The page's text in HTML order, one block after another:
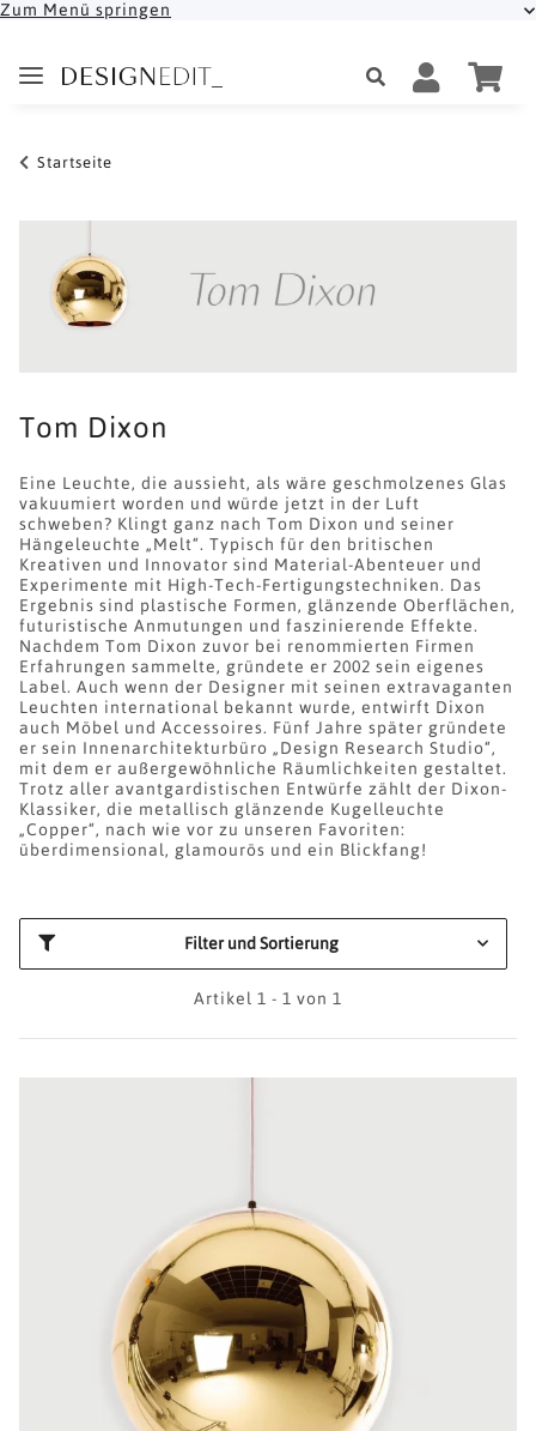
Zum Menü springen
Startseite
Tom Dixon
Eine Leuchte, die aussieht, als wäre geschmolzenes Glas
vakuumiert worden und würde jetzt in der Luft
schweben? Klingt ganz nach Tom Dixon und seiner
Hängeleuchte „Melt“. Typisch für den britischen
Kreativen und Innovator sind Material-Abenteuer und
Experimente mit High-Tech-Fertigungstechniken. Das
Ergebnis sind plastische Formen, glänzende Oberflächen,
futuristische Anmutungen und faszinierende Effekte.
Nachdem Tom Dixon zuvor bei renommierten Firmen
Erfahrungen sammelte, gründete er 2002 sein eigenes
Label. Auch wenn der Designer mit seinen extravaganten
Leuchten international bekannt wurde, entwirft Dixon
auch Möbel und Accessoires. Fünf Jahre später gründete
er sein Innenarchitekturbüro „Design Research Studio“,
mit dem er außergewöhnliche Räumlichkeiten gestaltet.
Trotz aller avantgardistischen Entwürfe zählt der Dixon-
Klassiker, die metallisch glänzende Kugelleuchte
„Copper“, nach wie vor zu unseren Favoriten:
überdimensional, glamourös und ein Blickfang!
Filter und Sortierung
Artikel 1 - 1 von 1